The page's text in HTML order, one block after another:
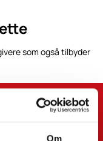
Om
som også tilbyder